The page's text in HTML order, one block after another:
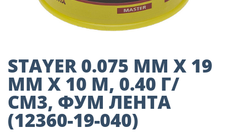
Пиломатериалы
Декор
Изоляция
STAYER 0.075 ММ Х 19
ММ Х 10 М, 0.40 Г/
СМ3, ФУМ ЛЕНТА
(12360-19-040)